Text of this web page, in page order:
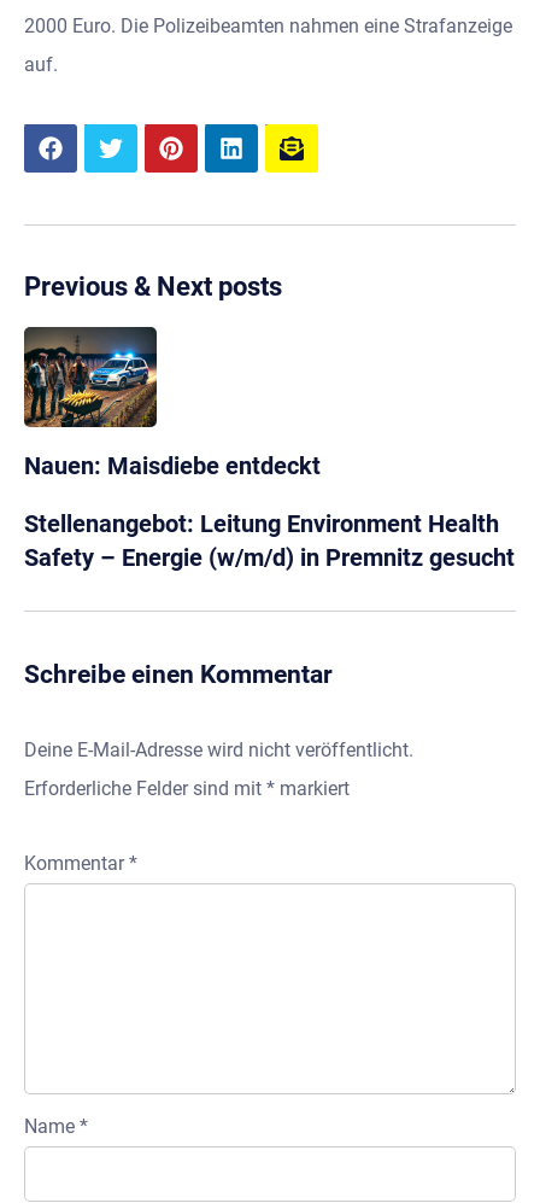
2000 Euro. Die Polizeibeamten nahmen eine Strafanzeige
auf.
Previous & Next posts
Nauen: Maisdiebe entdeckt
Stellenangebot: Leitung Environment Health
Safety – Energie (w/m/d) in Premnitz gesucht
Schreibe einen Kommentar
Deine E-Mail-Adresse wird nicht veröffentlicht.
Erforderliche Felder sind mit * markiert
Kommentar*
Name *